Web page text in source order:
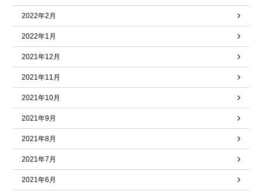
2022年2月
2022年1月
2021年12月
2021年11月
2021年10月
2021年9月
2021年8月
2021年7月
2021年6月